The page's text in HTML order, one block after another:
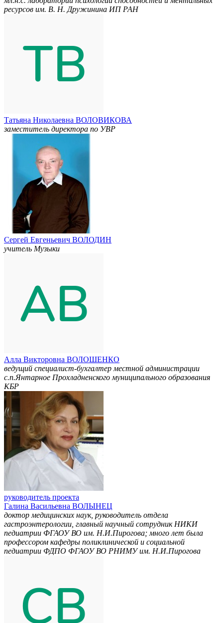
ресурсов им. В. Н. Дружинина ИП РАН
Татьяна Николаевна ВОЛОВИКОВА
заместитель директора по УВР
Сергей Евгеньевич ВОЛОДИН
учитель Музыки
Алла Викторовна ВОЛОШЕНКО
ведущий специалист-бухгалтер местной администрации
с.п.Янтарное Прохладненского муниципального образования
КБР
руководитель проекта
Галина Васильевна ВОЛЫНЕЦ
доктор медицинских наук, руководитель отдела
гастроэнтерологии, главный научный сотрудник НИКИ
педиатрии ФГАОУ ВО им. Н.И.Пирогова; много лет была
профессором кафедры поликлинической и социальной
педиатрии ФДПО ФГАОУ ВО РНИМУ им. Н.И.Пирогова